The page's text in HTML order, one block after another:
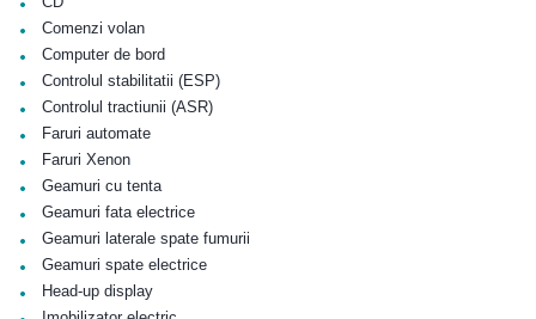
• Comenzi volan
• Computer de bord
• Controlul stabilitatii (ESP)
• Controlul tractiunii (ASR)
• Faruri automate
• Faruri Xenon
• Geamuri cu tenta
• Geamuri fata electrice
• Geamuri laterale spate fumurii
• Geamuri spate electrice
• Head-up display